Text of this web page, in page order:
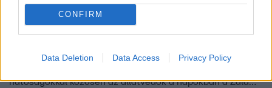
CONFIRM
Data Deletion Data Access Privacy Policy
házból, 21 tetemet a fagyasztóban találtak meg
„Felfoghatatlan és undorító” – jellemezte az RTL
állatkínzást. Ahogyan arról szombaton röviden
hatóságokkal közösen az állatvédők a napokban a Zala